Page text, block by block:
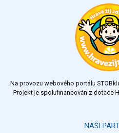
Na provozu webového portálu
Projekt je spolufinancován z dotace
NAŠI